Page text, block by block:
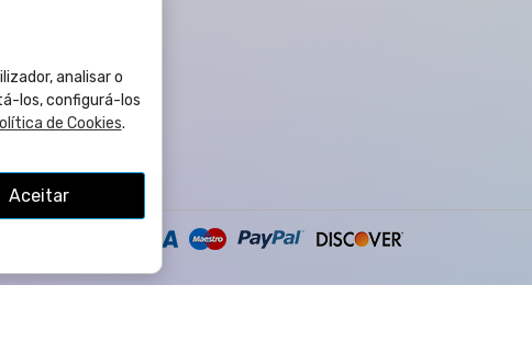
analisar o
los, configurá-los
de Cookies.
Aceitar